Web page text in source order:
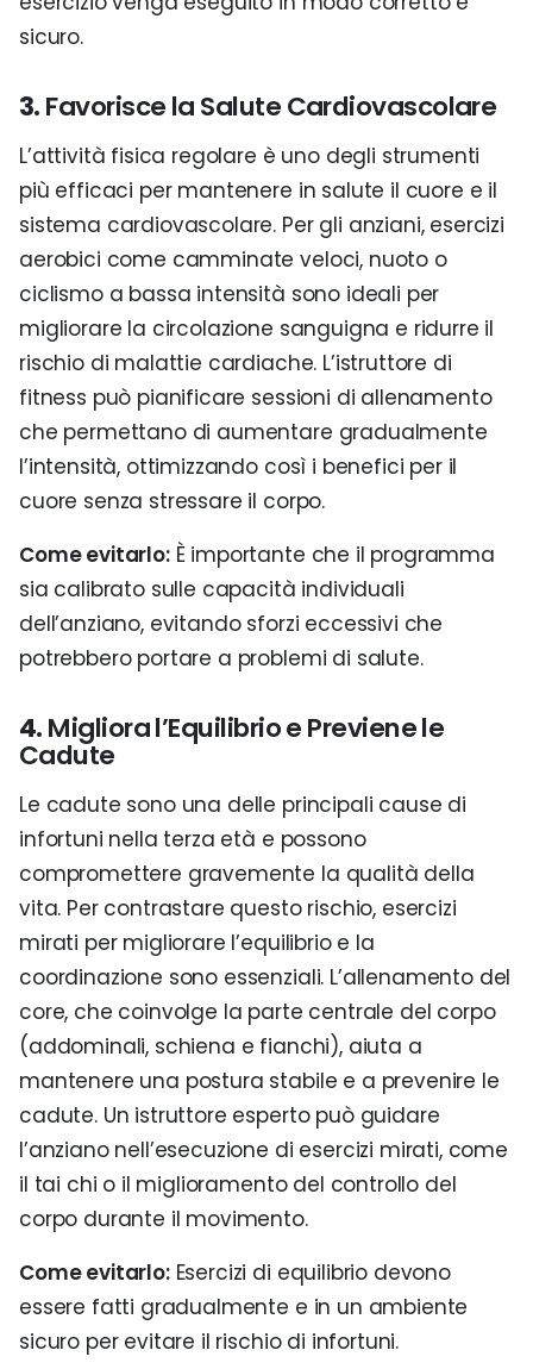
sicuro.
3.Favorisce la Salute Cardiovascolare
L’attività fisica regolare è uno degli strumenti
più efficaci per mantenere in salute il cuore e il
sistema cardiovascolare. Per gli anziani, esercizi
aerobici come camminate veloci, nuoto o
ciclismo a bassa intensità sono ideali per
migliorare la circolazione sanguigna e ridurre il
rischio di malattie cardiache. L’istruttore di
fitness può pianificare sessioni di allenamento
che permettano di aumentare gradualmente
l’intensità, ottimizzando così i benefici per il
cuore senza stressare il corpo.
Come evitarlo:È importante che il programma
sia calibrato sulle capacità individuali
dell’anziano, evitando sforzi eccessivi che
potrebbero portare a problemi di salute.
4.Migliora l’Equilibrio e Previene le
Cadute
Le cadute sono una delle principali cause di
infortuni nella terza età e possono
compromettere gravemente la qualità della
vita. Per contrastare questo rischio, esercizi
mirati per migliorare l’equilibrio e la
coordinazione sono essenziali. L’allenamento del
core, che coinvolge la parte centrale del corpo
(addominali, schiena e fianchi), aiuta a
mantenere una postura stabile e a prevenire le
cadute. Un istruttore esperto può guidare
l’anziano nell’esecuzione di esercizi mirati, come
il tai chi o il miglioramento del controllo del
corpo durante il movimento.
Come evitarlo:Esercizi di equilibrio devono
essere fatti gradualmente e in un ambiente
sicuro per evitare il rischio di infortuni.